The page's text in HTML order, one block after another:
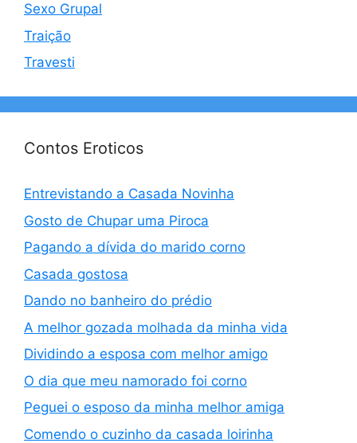
Sexo Grupal
Traição
Travesti
Contos Eroticos
Entrevistando a Casada Novinha
Gosto de Chupar uma Piroca
Pagando a dívida do marido corno
Casada gostosa
Dando no banheiro do prédio
A melhor gozada molhada da minha vida
Dividindo a esposa com melhor amigo
O dia que meu namorado foi corno
Peguei o esposo da minha melhor amiga
Comendo o cuzinho da casada loirinha